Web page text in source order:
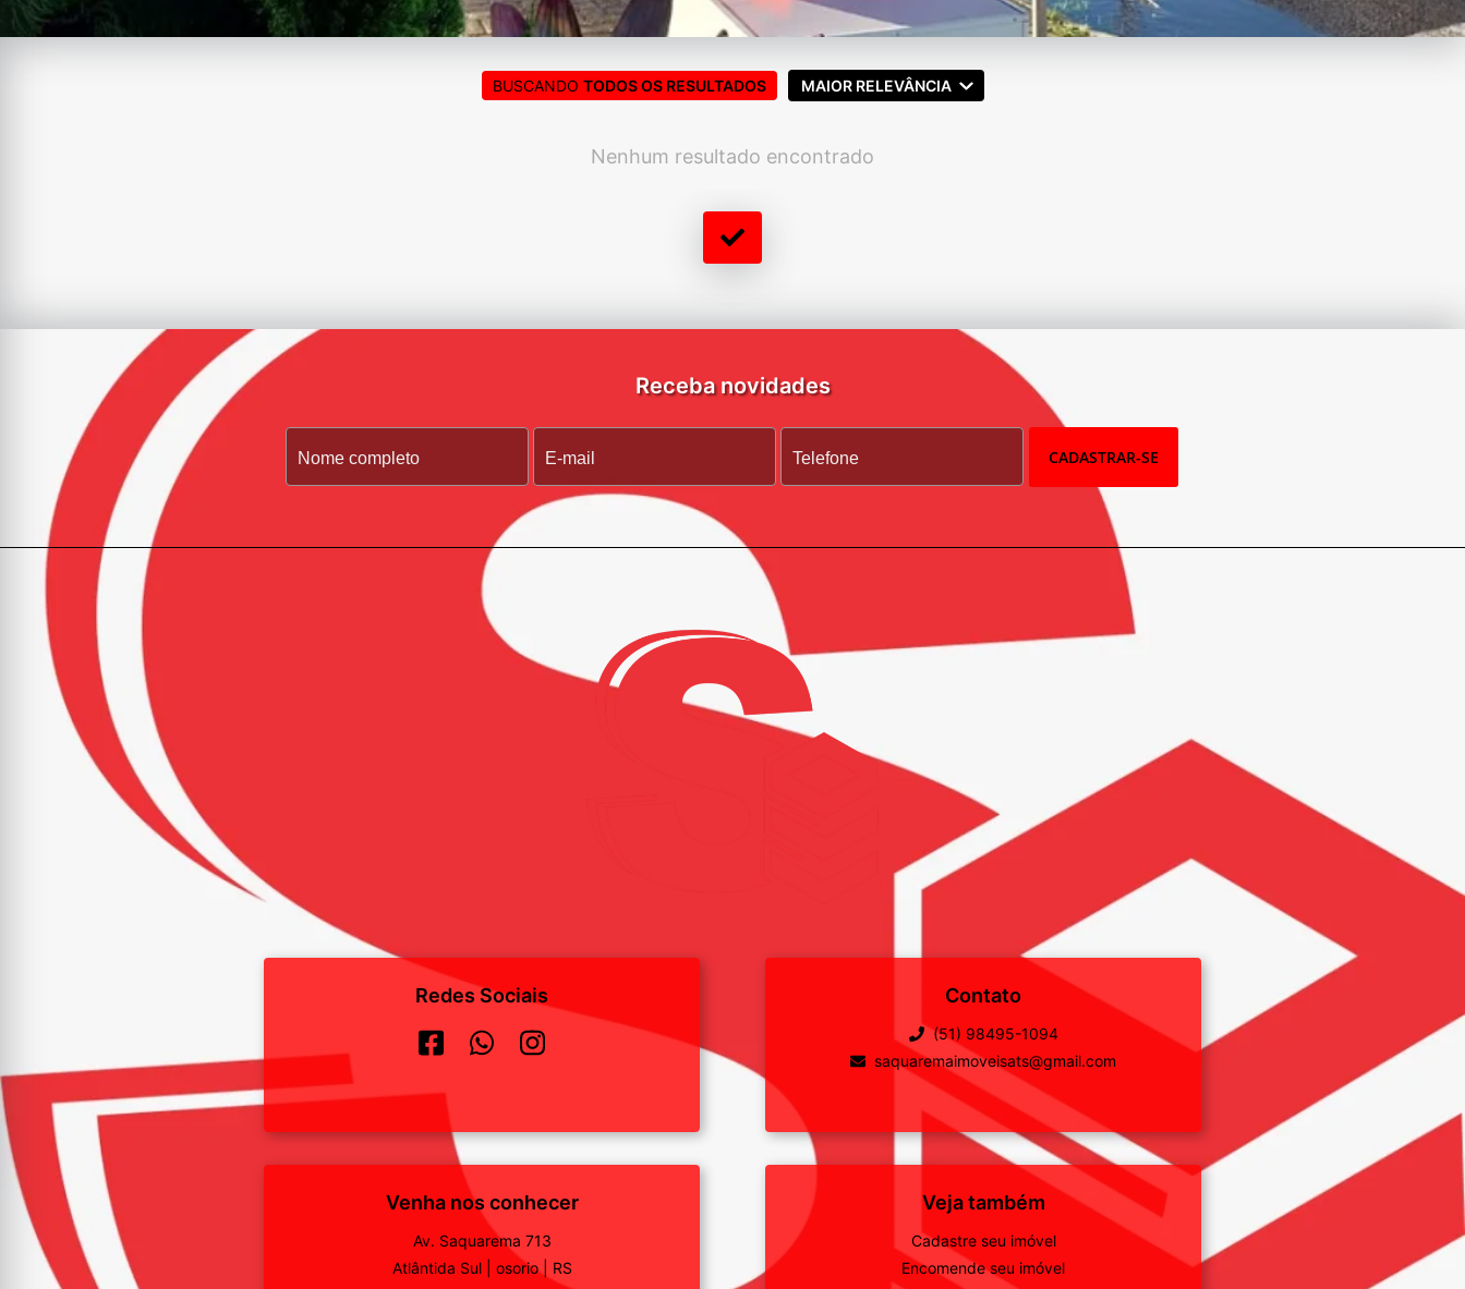
BUSCANDO TODOS OS RESULTADOS MAIOR RELEVÂNCIA
Nenhum resultado encontrado
Receba novidades
CADASTRAR-SE
Redes Sociais Contato
(51) 98495-1094
saquaremaimoveisats@gmail.com
Venha nos conhecer
Av. Saquarema 713
Atlântida Sul
osorio
RS
Veja também
Cadastre seu imóvel
Encomende seu imóvel